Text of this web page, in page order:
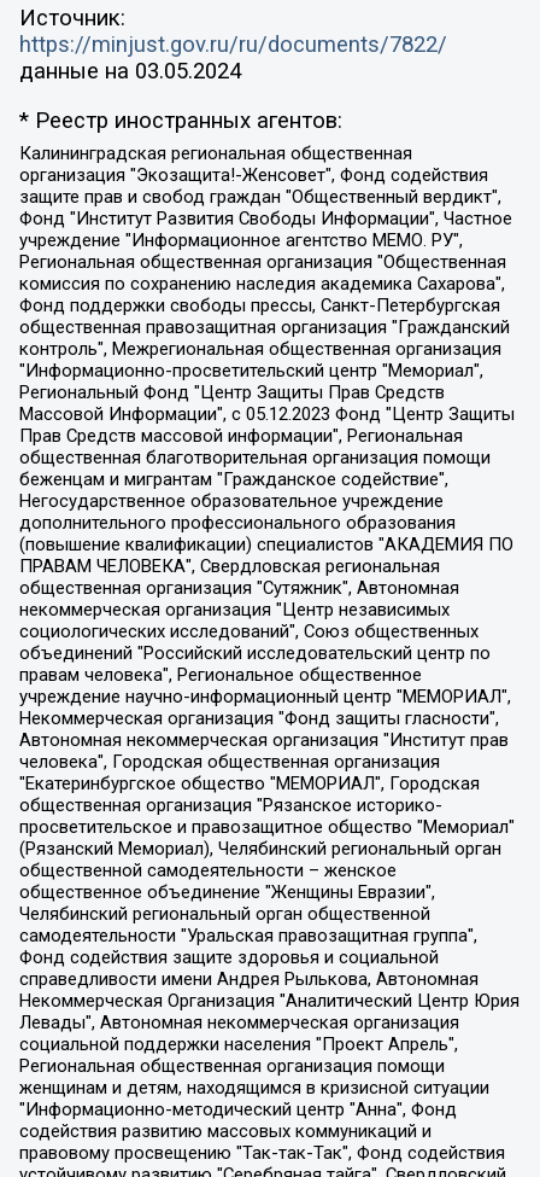
Источник:
https://minjust.gov.ru/ru/documents/7822/
данные на 03.05.2024
* Реестр иностранных агентов:
Калининградская региональная общественная организация "Экозащита!-Женсовет", Фонд содействия защите прав и свобод граждан "Общественный вердикт", Фонд "Институт Развития Свободы Информации", Частное учреждение "Информационное агентство МЕМО. РУ", Региональная общественная организация "Общественная комиссия по сохранению наследия академика Сахарова", Фонд поддержки свободы прессы, Санкт-Петербургская общественная правозащитная организация "Гражданский контроль", Межрегиональная общественная организация "Информационно-просветительский центр "Мемориал", Региональный Фонд "Центр Защиты Прав Средств Массовой Информации", с 05.12.2023 Фонд "Центр Защиты Прав Средств массовой информации", Региональная общественная благотворительная организация помощи беженцам и мигрантам "Гражданское содействие", Негосударственное образовательное учреждение дополнительного профессионального образования (повышение квалификации) специалистов "АКАДЕМИЯ ПО ПРАВАМ ЧЕЛОВЕКА", Свердловская региональная общественная организация "Сутяжник", Автономная некоммерческая организация "Центр независимых социологических исследований", Союз общественных объединений "Российский исследовательский центр по правам человека", Региональное общественное учреждение научно-информационный центр "МЕМОРИАЛ", Некоммерческая организация "Фонд защиты гласности", Автономная некоммерческая организация "Институт прав человека", Городская общественная организация "Екатеринбургское общество "МЕМОРИАЛ", Городская общественная организация "Рязанское историко-просветительское и правозащитное общество "Мемориал" (Рязанский Мемориал), Челябинский региональный орган общественной самодеятельности – женское общественное объединение "Женщины Евразии", Челябинский региональный орган общественной самодеятельности "Уральская правозащитная группа", Фонд содействия защите здоровья и социальной справедливости имени Андрея Рылькова, Автономная Некоммерческая Организация "Аналитический Центр Юрия Левады", Автономная некоммерческая организация социальной поддержки населения "Проект Апрель", Региональная общественная организация помощи женщинам и детям, находящимся в кризисной ситуации "Информационно-методический центр "Анна", Фонд содействия развитию массовых коммуникаций и правовому просвещению "Так-так-Так", Фонд содействия устойчивому развитию "Серебряная тайга", Свердловский региональный общественный фонд социальных проектов "Новое время", "Idel.Реалии", Кавказ.Реалии, Крым.Реалии, Телеканал Настоящее Время, Татаро-башкирская служба Радио Свобода (Azatliq Radiosi), Радио Свободная Европа/Радио Свобода (PCE/PC), "Сибирь.Реалии", "Фактограф", Благотворительный фонд помощи осужденным и их семьям, Автономная некоммерческая организация "Институт глобализации и социальных движений", Фонд "В защиту прав заключенных", Частное учреждение "Центр поддержки и содействия развитию средств массовой информации", Пензенский региональный общественный благотворительный фонд "Гражданский союз", "Север.Реалии", Некоммерческая организация Фонд "Правовая инициатива", Общество с ограниченной ответственностью "Радио Свободная Европа/Радио Свобода", Чешское информационное агентство "MEDIUM-ORIENT", Красноярская региональная общественная организация "Мы против СПИДа", Камалягин Денис Николаевич, Маркелов Сергей Евгеньевич, Пономарев Лев Александрович, Савицкая Людмила Алексеевна, Автономная некоммерческая организация "Центр по работе с проблемой насилия "НАСИЛИЮ.НЕТ", Межрегиональный профессиональный союз работников здравоохранения "Альянс врачей", Юридическое лицо, зарегистрированное в Латвийской Республике, SIA "Medusa Project" (регистрационный номер 40103797863, дата регистрации 10.06.2014), Некоммерческая организация "Фонд по борьбе с коррупцией", Автономная некоммерческая организация "Институт права и публичной политики", Баданин Роман Сергеевич, Гликин Максим Александрович, Железнова Мария Михайловна, Лукьянова Юлия Сергеевна, Маетная Елизавета Витальевна, Маняхин Петр Борисович, Чуракова Ольга Владимировна, Ярош Юлия Петровна, Юридическое лицо "The Insider SIA", зарегистрированное в Риге, Латвийская Республика (дата регистрации 26.06.2015), являющееся администратором доменного имени интернет-издания "The Insider SIA", https://theins.ru, Постернак Алексей Евгеньевич, Рубин Михаил Аркадьевич, Анин Роман Александрович, Юридическое лицо Istories fonds, зарегистрированное в Латвийской Республике (регистрационный номер 50008295751, дата регистрации 24.02.2020), Великовский Дмитрий Александрович, Долинина Ирина Николаевна, Мароховская Алеся Алексеевна, Шлейнов Роман Юрьевич, Шмагун Олеся Валентиновна, Общество с ограниченной ответственностью "Альтаир 2021", Общество с ограниченной ответственностью "Вега 2021", Общество с ограниченной ответственностью "Главный редактор 2021", Общество с ограниченной ответственностью "Ромашки монолит", Важенков Артем Валерьевич, Ивановская областная общественная организация "Центр гендерных исследований", Гурман Юрий Альбертович, Медиапроект "ОВД-Инфо", Егоров Владимир Владимирович, Жилинский Владимир Александрович, Общество с ограниченной ответственностью "ЗП", Иванова София Юрьевна, Карезина Инна Павловна, Кильтау Екатерина Викторовна, Петров Алексей Викторович, Пискунов Сергей Евгеньевич, Смирнов Сергей Сергеевич, Тихонов Михаил Сергеевич, Общество с ограниченной ответственностью "ЖУРНАЛИСТ-ИНОСТРАННЫЙ АГЕНТ", Арапова Галина Юрьевна, Вольтская Татьяна Анатольевна, Американская компания "Mason G.E.S. Anonymous Foundation" (США), являющаяся владельцем интернет-издания https://mnews.world/, Компания "Stichting Bellingcat", зарегистрированная в Нидерландах (дата регистрации 11.07.2018), Захаров Андрей Вячеславович, Клепиковская Екатерина Дмитриевна, Общество с ограниченной ответственностью "МЕМО", Перл Роман Александрович, Симонов Евгений Алексеевич, Соловьева Елена Анатольевна, Сотников Даниил Владимирович, Сурначева Елизавета Дмитриевна, Автономная некоммерческая организация по защите прав человека и информированию населения "Якутия – Наше Мнение", Общество с ограниченной ответственностью "Москоу диджитал медиа", с 26.01.2023 Общество с ограниченной ответственностью "Чайка Белые сады", Ветошкина Валерия Валерьевна, Заговора Максим Александрович, Межрегиональное общественное движение "Российская ЛГБТ - сеть", Оленичев Максим Владимирович, Павлов Иван Юрьевич, Скворцова Елена Сергеевна, Общество с ограниченной ответственностью "Как бы инагент", Кочетков Игорь Викторович, Общество с ограниченной ответственностью "Честные выборы", Еланчик Олег Александрович, Общество с ограниченной ответственностью "Нобелевский призыв", Гималова Регина Эмилевна, Григорьев Андрей Валерьевич, Григорьева Алина Александровна, Ассоциация по содействию защите прав призывников, альтернативнослужащих и военнослужащих "Правозащитная группа "Гражданин.Армия.Право", Хисамова Регина Фаритовна, Автономная некоммерческая организация по реализации социально-правовых программ "Лилит", Дальневосточное общественное движение "Маяк", Санкт-Петербургская ЛГБТ-инициативная группа "Выход", Инициативная группа ЛГБТ+ "Реверс", Алексеев Андрей Викторович, Бекбулатова Таисия Львовна, Беляев Иван Михайлович, Владыкина Елена Сергеевна, Гельман Марат Александрович, Никульшина Вероника Юрьевна, Толоконникова Надежда Андреевна, Шендерович Виктор Анатольевич, Общество с ограниченной ответственностью "Данное сообщение", Общество с ограниченной ответственностью Издательский дом "Новая глава", Айнбиндер Александра Александровна, Московский комьюнити-центр для ЛГБТ+инициатив, Благотворительный фонд развития филантропии, Deutsche Welle (Германия, Kurt-Schumacher-Strasse 3, 53113 Bonn), Борзунова Мария Михайловна, Воробьев Виктор Викторович, Голубева Анна Львовна, Константинова Алла Михайловна, Малкова Ирина Владимировна, Мурадов Мурад Абдулгалимович, Осетинская Елизавета Николаевна, Понасенков Евгений Николаевич, Ганапольский Матвей Юрьевич, Киселев Евгений Алексеевич, Борухович Ирина Григорьевна, Дремин Иван Тимофеевич, Дубровский Дмитрий Викторович, Красноярская региональная общественная организация поддержки и развития альтернативных образовательных технологий и межкультурных коммуникаций "ИНТЕРРА", Маяковская Екатерина Алексеевна, Фейгин Марк Захарович, Филимонов Андрей Викторович, Дзугкоева Регина Николаевна, Доброхотов Роман Александрович, Дудь Юрий Александрович, Елкин Сергей Владимирович, Кругликов Кирилл Игоревич, Сабунаева Мария Леонидовна, Семенов Алексей Владимирович, Шаинян Карен Багратович, Шульман Екатерина Михайловна, Асафьев Артур Валерьевич, Вахштайн Виктор Семенович, Венедиктов Алексей Алексеевич, Лушникова Екатерина Евгеньевна, Волков Леонид Михайлович, Невзоров Александр Глебович, Пархоменко Сергей Борисович, Сироткин Ярослав Николаевич, Кара-Мурза Владимир Владимирович, Баранова Наталья Владимировна, Гозман Леонид Яковлевич, Кагарлицкий Борис Юльевич, Климарев Михаил Валерьевич, Милов Владимир Станиславович, Автономная некоммерческая организация Краснодарский центр современного искусства "Типография", Моргенштерн Алишер Тагирович, Соболь Любовь Эдуардовна, Общество с ограниченной ответственностью "ЛИЗА НОРМ", Каспаров Гарри Кимович, Ходорковский Михаил Борисович, Общество с ограниченной ответственностью "Апрельские тезисы", Данилович Ирина Брониславовна, Кашин Олег Владимирович, Петров Николай Владимирович, Пивоваров Алексей Владимирович, Соколов Михаил Владимирович, Цветкова Юлия Владимировна, Чичваркин Евгений Александрович, Комитет против пыток/Команда против пыток, Общество с ограниченной ответственностью "Первый научный", Общество с ограниченной ответственностью "Вертолет и ко", Белоцерковская Вероника Борисовна, Кац Максим Евгеньевич, Лазарева Татьяна Юрьевна, Шаведдинов Руслан Табризович, Яшин Илья Валерьевич, Общество с ограниченной ответственностью "Иноагент ААВ", Алешковский Дмитрий Петрович, Альбац Евгения Марковна, Быков Дмитрий Львович, Галямина Юлия Евгеньевна, Лойко Сергей Леонидович, Мартынов Кирилл Константинович, Медведев Сергей Александрович, Крашенинников Федор Геннадиевич, Гордеева Катерина Вл